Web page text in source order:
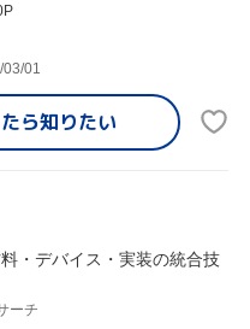
01
ら知りたい
・デバイス・実装の統合技
ーチ